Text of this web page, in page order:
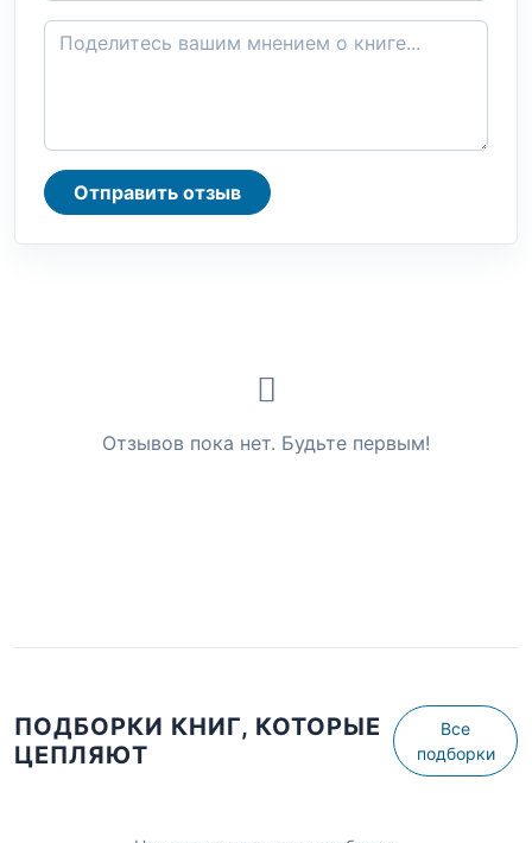
Отправить отзыв
Отзывов пока нет. Будьте первым!
ПОДБОРКИ КНИГ, КОТОРЫЕ
ЦЕПЛЯЮТ
Все
подборки